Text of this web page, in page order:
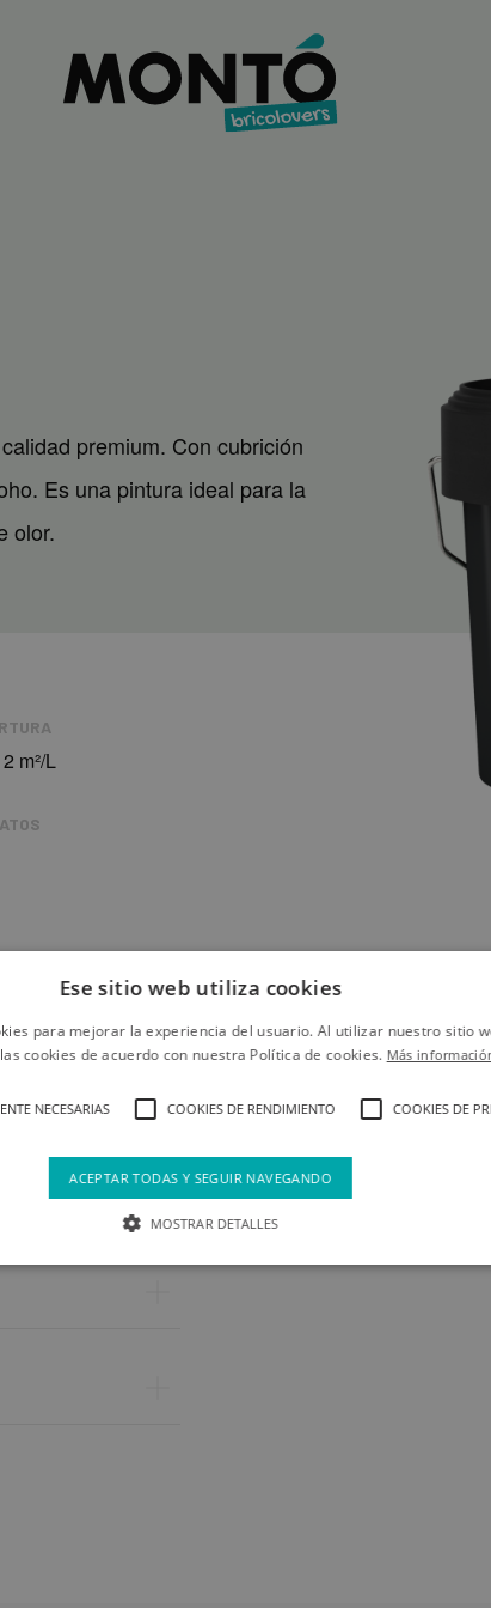
premium. Con cubrición
Es una pintura ideal para la
olor.
m²/L
Ese sitio web utiliza cookies
para mejorar la experiencia del usuario. Al utilizar nuestro sitio
cookies de acuerdo con nuestra Política de cookies. Más
NECESARIAS COOKIES DE RENDIMIENTO COOKIES DE
ACEPTAR TODAS Y SEGUIR NAVEGANDO
MOSTRAR DETALLES